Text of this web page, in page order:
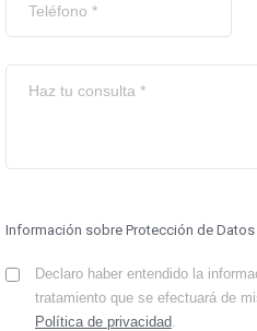
Información sobre Protección de Datos
Declaro haber entendido la
tratamiento que se efectuará de
Política de privacidad.